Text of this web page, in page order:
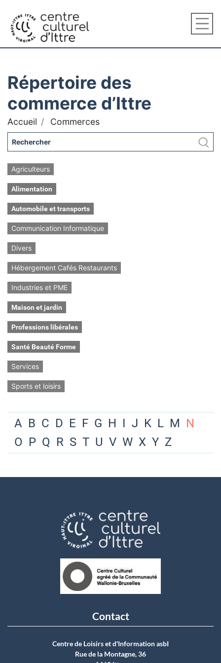
Répertoire des
commerce d’Ittre
Accueil Commerces
Agriculteurs
Alimentation
Automobile et transports
Communication Informatique
Divers
Hébergement Cafés Restaurants
Industries et PME
Maison et jardin
Professions libérales
Santé Beauté Forme
Services
Sports et loisirs
A B C D E F G H I J K L M N
O P Q R S T U V W X Y Z
Contact
Centre de Loisirs et d'Information asbI
Rue de la Montagne, 36